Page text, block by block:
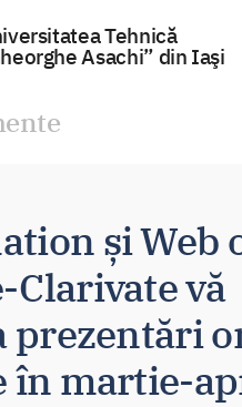
Tehnică
Asachi” din Iaşi
și Web
Clarivate vă
prezentări
în martie-